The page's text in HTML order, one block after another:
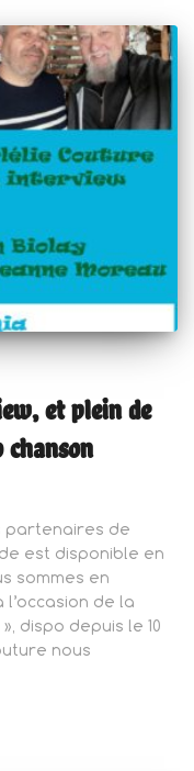
et plein de
chanson
partenaires de
est disponible en
sommes en
de la
dispo depuis le 10
nous